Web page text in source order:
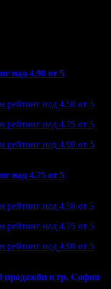
над 4.90 от 5
над 4.50 от 5
над 4.75 от 5
над 4.90 от 5
над 4.75 от 5
над 4.50 от 5
над 4.75 от 5
над 4.90 от 5
продажби в гр. София